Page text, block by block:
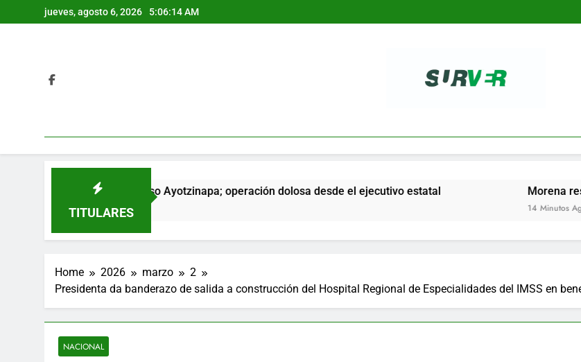
to
jueves, agosto 6, 2026 5:06:15 AM
SURVER
TITULARES
clave de caso Ayotzinapa; operación dolosa desde el ejecutivo estatal Morena respalda a la
Home 2026 marzo
2
Presidenta da banderazo de salida a construcción del Hospital Regional de Especialidades del IMSS en
NACIONAL